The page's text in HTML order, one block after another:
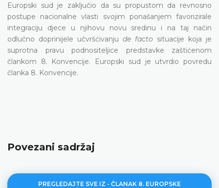
Europski sud je zaključio da su propustom da revnosno
postupe nacionalne vlasti svojim ponašanjem favorizirale
integraciju djece u njihovu novu sredinu i na taj način
odlučno doprinijele učvršćivanju de facto situacije koja je
suprotna pravu podnositeljice predstavke zaštićenom
člankom 8. Konvencije. Europski sud je utvrdio povredu
članka 8. Konvencije.
Povezani sadržaj
PREGLEDAJTE SVE IZ - ČLANAK 8. EUROPSKE